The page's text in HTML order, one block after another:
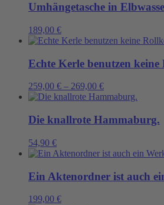
Umhängetasche in
189,00 €
Echte Kerle benutzen keine
259,00 € – 269,00 €
Die knallrote Hammaburg.
54,90 €
Ein Aktenordner ist auch
199,00 €